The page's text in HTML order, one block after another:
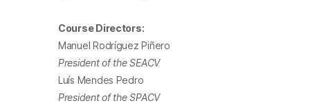
Course Directors:
Manuel Rodríguez Piñero
President of the SEACV
Luís Mendes Pedro
President of the SPACV